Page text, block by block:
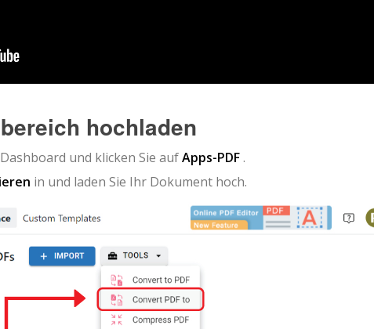
hochladen
und klicken Sie aufApps-PDF.
in und laden Sie Ihr Dokument hoch.